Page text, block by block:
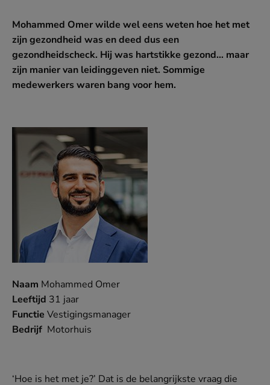
Powered by OOMT
OOMT is er voor iedereen in de mobiliteitsbranche.
OOMT helpt je zodat je kunt blijven mee-ontwikkelen
met veranderingen in de branche. Daarom initiëren en
bedrijven. Samen brengen wij de branche verder!
Naar de website
Mohammed Omer wilde wel eens weten hoe het met
zijn gezondheid was en deed dus een
gezondheidscheck. Hij was hartstikke gezond… maar
zijn manier van leidinggeven niet. Sommige
medewerkers waren bang voor hem.
Naam Mohammed Omer
Leeftijd 31 jaar
Functie Vestigingsmanager
Bedrijf Motorhuis
‘Hoe is het met je?’ Dat is de belangrijkste vraag die